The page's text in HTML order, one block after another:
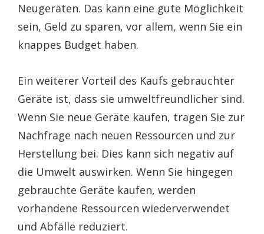
Neugeräten. Das kann eine gute Möglichkeit
sein, Geld zu sparen, vor allem, wenn Sie ein
knappes Budget haben.
Ein weiterer Vorteil des Kaufs gebrauchter
Geräte ist, dass sie umweltfreundlicher sind.
Wenn Sie neue Geräte kaufen, tragen Sie zur
Nachfrage nach neuen Ressourcen und zur
Herstellung bei. Dies kann sich negativ auf
die Umwelt auswirken. Wenn Sie hingegen
gebrauchte Geräte kaufen, werden
vorhandene Ressourcen wiederverwendet
und Abfälle reduziert.